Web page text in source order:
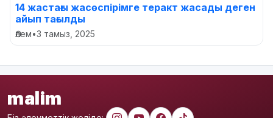
14 жастағы жасөспірімге теракт жасады деген
айып тағылды
Әлем•3 тамыз, 2025
malim